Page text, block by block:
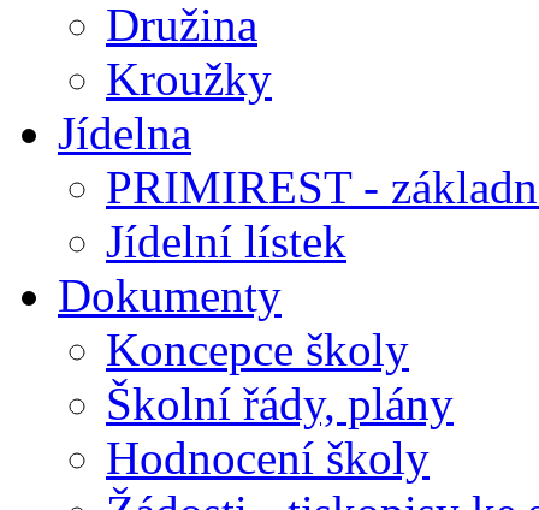
Družina
Kroužky
Jídelna
PRIMIREST -
Jídelní lístek
Dokumenty
Koncepce školy
Školní řády, plány
Hodnocení školy